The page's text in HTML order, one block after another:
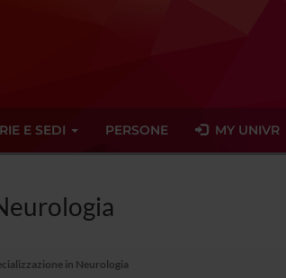
E SEDI PERSONE MY UNIVR
in Neurologia